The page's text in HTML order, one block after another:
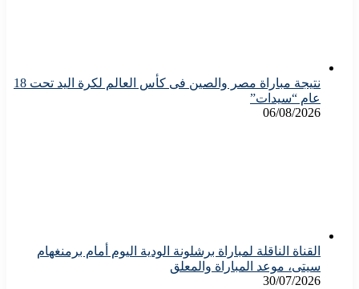
نتيجة مباراة مصر والصين فى كأس العالم لكرة اليد تحت 18
عام “سيدات”
06/08/2026
القناة الناقلة لمباراة برشلونة الودية اليوم أمام برمنغهام
سيتى، موعد المباراة والمعلق
30/07/2026